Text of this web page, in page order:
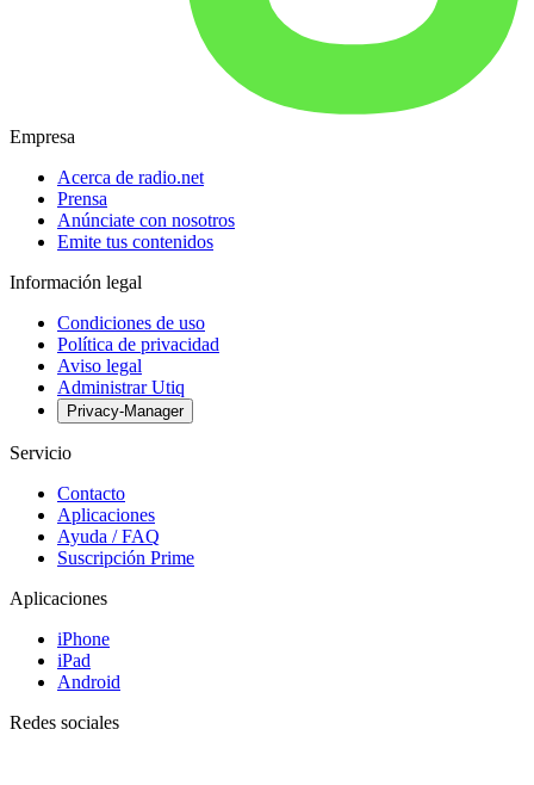
Empresa
Acerca de radio.net
Prensa
Anúnciate con nosotros
Emite tus contenidos
Información legal
Condiciones de uso
Política de privacidad
Aviso legal
Administrar Utiq
Privacy-Manager
Servicio
Contacto
Aplicaciones
Ayuda / FAQ
Suscripción Prime
Aplicaciones
iPhone
iPad
Android
Redes sociales